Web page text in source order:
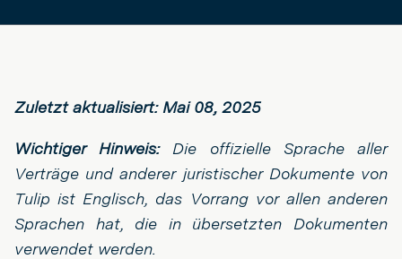
Zuletzt aktualisiert: Mai 08, 2025
Wichtiger Hinweis:Die offizielle Sprache aller
Verträge und anderer juristischer Dokumente von
Tulip ist Englisch, das Vorrang vor allen anderen
Sprachen hat, die in übersetzten Dokumenten
verwendet werden.